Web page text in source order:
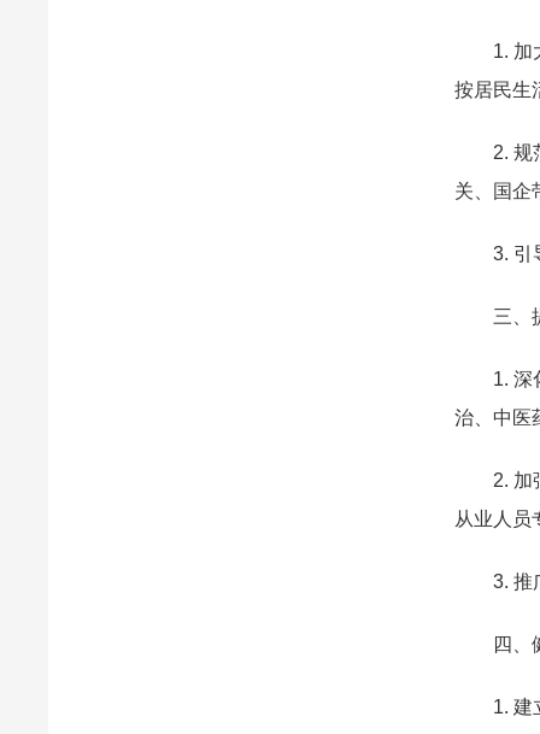
1. 加
按居民生
2. 规
关、国企
3. 引
三、
1. 深
治、中医
2. 加
从业人员
3. 推
四、
1. 建